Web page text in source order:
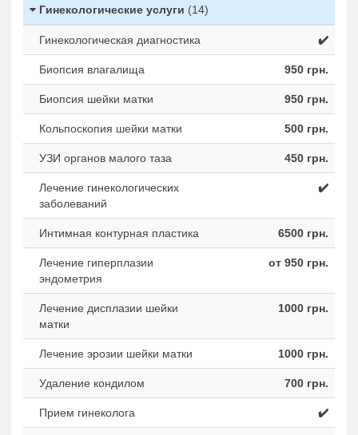
Гинекологические услуги (14)
Гинекологическая диагностика ✔️
Биопсия влагалища 950 грн.
Биопсия шейки матки 950 грн.
Кольпоскопия шейки матки 500 грн.
УЗИ органов малого таза 450 грн.
Лечение гинекологических
заболеваний
✔️
Интимная контурная пластика 6500 грн.
Лечение гиперплазии
эндометрия
от 950 грн.
Лечение дисплазии шейки
матки
1000 грн.
Лечение эрозии шейки матки 1000 грн.
Удаление кондилом 700 грн.
Прием гинеколога ✔️